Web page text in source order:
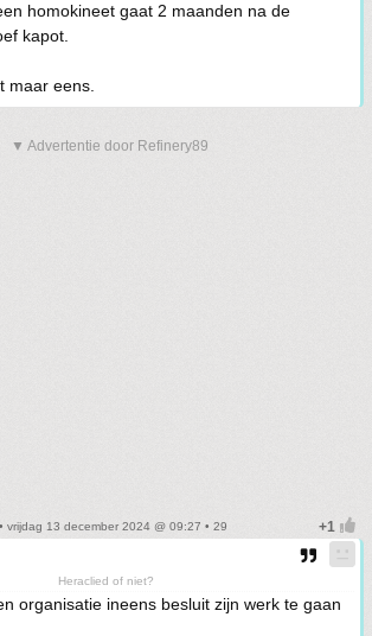
homokineet gaat 2 maanden na de
kapot.
maar eens.
▼ Advertentie door Refinery89
• vrijdag 13 december 2024 @ 09:27 • 29
Heraclied of niet?
organisatie ineens besluit zijn werk te gaan